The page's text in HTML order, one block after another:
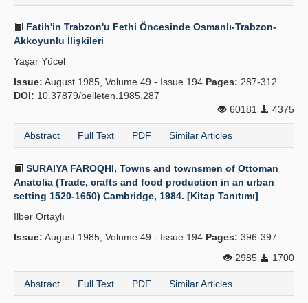
Fatih'in Trabzon'u Fethi Öncesinde Osmanlı-Trabzon-
Akkoyunlu İlişkileri
Yaşar Yücel
Issue: August 1985, Volume 49 - Issue 194 Pages: 287-312
DOI: 10.37879/belleten.1985.287
60181
4375
Abstract Full Text PDF Similar Articles
SURAIYA FAROQHI, Towns and townsmen of Ottoman
Anatolia (Trade, crafts and food production in an urban
setting 1520-1650) Cambridge, 1984. [Kitap Tanıtımı]
İlber Ortaylı
Issue: August 1985, Volume 49 - Issue 194 Pages: 396-397
2985
1700
Abstract Full Text PDF Similar Articles